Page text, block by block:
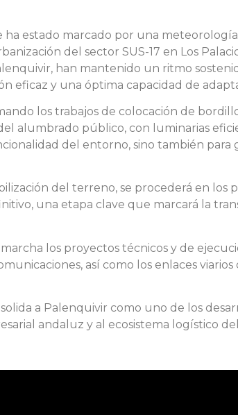
estado marcado por una
del sector SUS-17 en Los
han mantenido un ritmo
eficaz y una óptima capacidad de
los trabajos de colocación de
alumbrado público, con luminarias
del entorno, sino también para
del terreno, se procederá en los
una etapa clave que marcará la
los proyectos técnicos y de
así como los enlaces
a Palenquivir como uno de los
andaluz y al ecosistema logístico